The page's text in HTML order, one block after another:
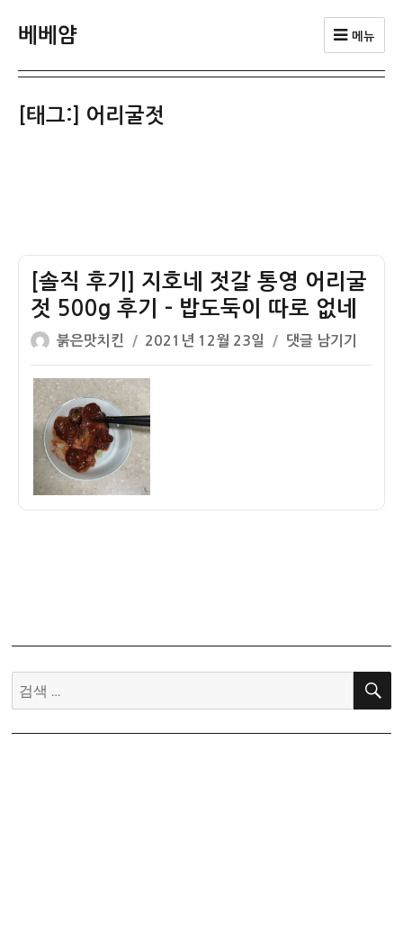
베베얌 메뉴
[태그:] 어리굴젓
[솔직 후기] 지호네 젓갈 통영 어리굴
젓 500g 후기 – 밥도둑이 따로 없네
글
쓴
이
붉은맛치킨
작
성
자
2021년 12월 23일
[솔
직
댓글 남기기
검
색:
검